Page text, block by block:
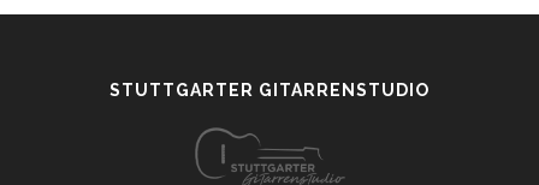
STUTTGARTER GITARRENSTUDIO